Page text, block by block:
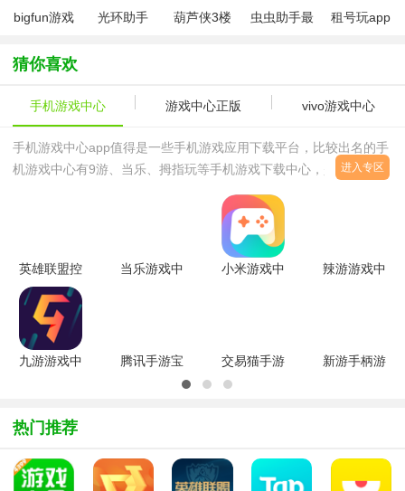
bigfun游戏
光环助手
葫芦侠3楼
虫虫助手最
租号玩app
猜你喜欢
手机游戏中心 游戏中心正版 vivo游戏中心
手机游戏中心app值得是一些手机游戏应用下载平台，比较出名的手
机游戏中心有9游、当乐、拇指玩等手机游戏下载中心，是每一位安
戏中心app为玩家提供最新最全单机游戏、手机网游下载，具有高质
量、快更新、全免费等突出优势。同时集成游戏评论评分、下载安装
管理、机型智能适配、新闻攻略查看、存档礼包供给、一键安装卸载
等丰富功能，让玩家获得最爽快的游戏下
进入专区
英雄联盟控
最新版17.6
安卓版
当乐游戏中
小米游戏中
辣游游戏中
九游游戏中
腾讯手游宝
交易猫手游
交易平台官
新游手柄游
热门推荐